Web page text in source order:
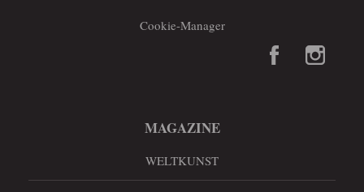
Cookie-Manager
MAGAZINE
WELTKUNST